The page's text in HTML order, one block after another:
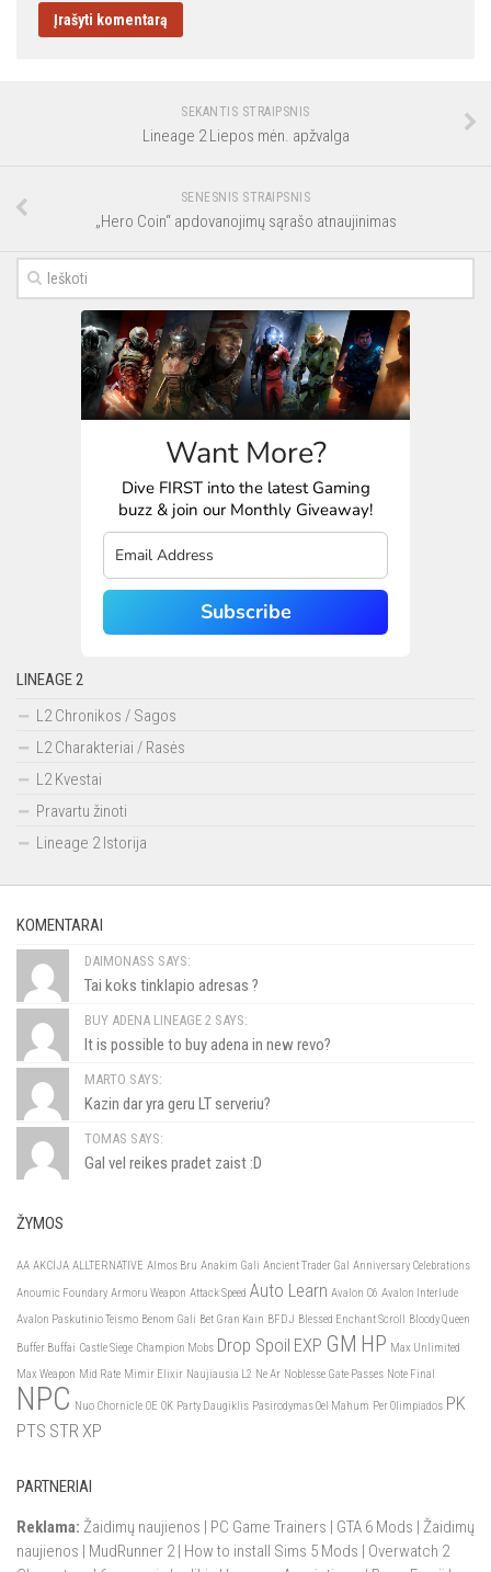
SEKANTIS STRAIPSNIS
Lineage 2 Liepos mėn. apžvalga
SENESNIS STRAIPSNIS
„Hero Coin“ apdovanojimų sąrašo atnaujinimas
Want More?
Dive FIRST into the latest Gaming
buzz & join our Monthly Giveaway!
Subscribe
LINEAGE 2
L2 Chronikos / Sagos
L2 Charakteriai / Rasės
L2 Kvestai
Pravartu žinoti
Lineage 2 Istorija
KOMENTARAI
DAIMONASS SAYS:
Tai koks tinklapio adresas ?
BUY ADENA LINEAGE 2 SAYS:
It is possible to buy adena in new revo?
MARTO SAYS:
Kazin dar yra geru LT serveriu?
TOMAS SAYS:
Gal vel reikes pradet zaist :D
ŽYMOS
AA AKCIJA ALLTERNATIVE Almos Bru Anakim Gali Ancient Trader Gal Anniversary Celebrations
Anoumic Foundary Armoru Weapon Attack Speed Auto Learn Avalon C6 Avalon Interlude
Avalon Paskutinio Teismo Benom Gali Bet Gran Kain BFDJ Blessed Enchant Scroll
Bloody Queen
Buffer Buffai Castle Siege Champion Mobs Drop Spoil EXP GM HP Max Unlimited
Max Weapon Mid Rate Mimir Elixir Naujiausia L2 Ne Ar Noblesse Gate Passes Note Final
NPC Nuo Chornicle OE OK Party Daugiklis Pasirodymas Oel Mahum Per Olimpiados PK
PTS STRXP
PARTNERIAI
Reklama: Žaidimų naujienos | PC Game Trainers | GTA 6 Mods | Žaidimų
naujienos | MudRunner 2| How to install Sims 5 Mods | Overwatch 2